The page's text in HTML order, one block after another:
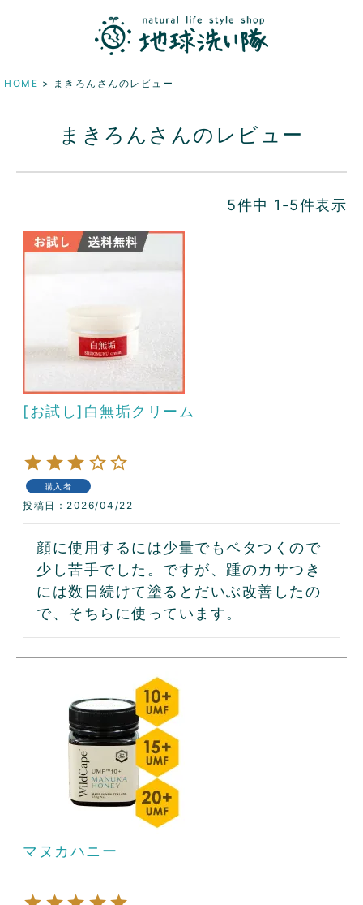
HOME まきろんさんのレビュー
まきろんさんのレビュー
5件中 1 -5件表示
[お試し]白無垢クリーム
購入者
投稿日 2026/04/22
顔に使用するには少量でもベタつくので
少し苦手でした。ですが、踵のカサつき
には数日続けて塗るとだいぶ改善したの
で、そちらに使っています。
マヌカハニー